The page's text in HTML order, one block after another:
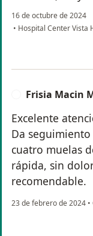
16 de octubre de 2024
• Hospital Center Vista
Frisia Macin
Excelente
Da
cuatro muelas
rápida, sin
recomendable.
23 de febrero de 2024 •